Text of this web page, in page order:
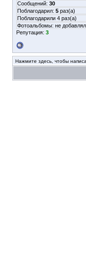
Сообщений: 30
Поблагодарил: 5 раз(а)
Поблагодарили 4 раз(а)
Фотоальбомы: не добавлял
Репутация: 3
Нажмите здесь, чтобы